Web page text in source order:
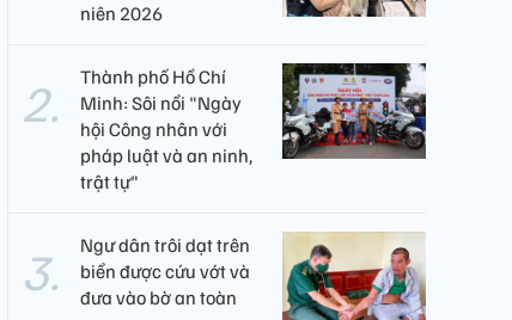
niên 2026
Thành phố Hồ Chí
Minh: Sôi nổi "Ngày
hội Công nhân với
pháp luật và an ninh,
trật tự"
Ngư dân trôi dạt trên
biển được cứu vớt và
đưa vào bờ an toàn